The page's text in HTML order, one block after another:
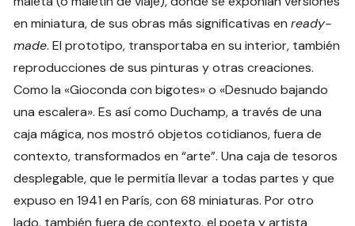
en miniatura, de sus obras más significativas enready-
made. El prototipo, transportaba en su interior, también
reproducciones de sus pinturas y otras creaciones.
Como la «Gioconda con bigotes» o «Desnudo bajando
una escalera». Es así como Duchamp, a través de una
caja mágica, nos mostró objetos cotidianos, fuera de
contexto, transformados en “arte”. Una caja de tesoros
desplegable, que le permitía llevar a todas partes y que
expuso en 1941 en París, con 68 miniaturas. Por otro
lado, también fuera de contexto, el poeta y artista